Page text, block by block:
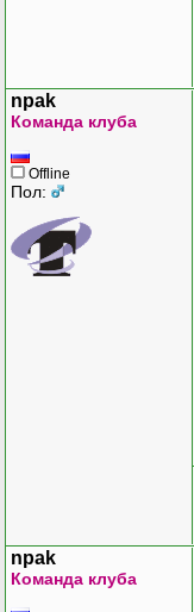
npak
Команда клуба
Offline
Пол:
npak
Команда клуба